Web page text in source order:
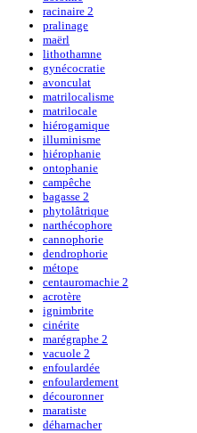
racinaire 2
pralinage
maërl
lithothamne
gynécocratie
avonculat
matrilocalisme
matrilocale
hiérogamique
illuminisme
hiérophanie
ontophanie
campêche
bagasse 2
phytolâtrique
narthécophore
cannophorie
dendrophorie
métope
centauromachie 2
acrotère
ignimbrite
cinérite
marégraphe 2
vacuole 2
enfoulardée
enfoulardement
découronner
maratiste
déharnacher